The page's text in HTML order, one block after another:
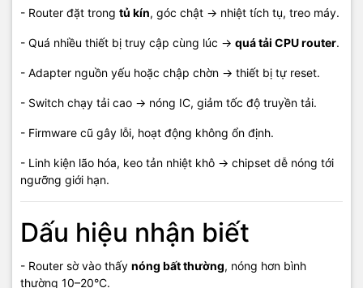
- Router đặt trong tủ kín, góc chật → nhiệt tích tụ, treo máy.
- Quá nhiều thiết bị truy cập cùng lúc → quá tải CPU router.
- Adapter nguồn yếu hoặc chập chờn → thiết bị tự reset.
- Switch chạy tải cao → nóng IC, giảm tốc độ truyền tải.
- Firmware cũ gây lỗi, hoạt động không ổn định.
- Linh kiện lão hóa, keo tản nhiệt khô → chipset dễ nóng tới
ngưỡng giới hạn.
Dấu hiệu nhận biết
- Router sờ vào thấy nóng bất thường, nóng hơn bình
thường 10–20°C.
Quốc
Quốc
📞 Hotline tư vấn: 0908 249 891 – 02973 996 651
💬 Báo giá linh kiện & thiết bị: 0939 676 502
🌐 Website: maytinhphuquoc.com
vitinhhaidang.com@gmail.com
🕗 Giờ làm việc: 8h00 – 20h00 (Trừ Chủ Nhật)
#QuaNhietRouter #MạngTreo #NghenMạng #SuaRouterPhuQuoc
#BaoTriMang #ViTinhHaiDangPhuQuoc